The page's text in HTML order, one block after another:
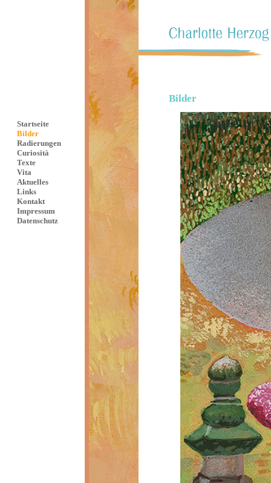
Startseite
Bilder
Radierungen
Curiosità
Texte
Vita
Aktuelles
Links
Kontakt
Impressum
Datenschutz
Bilder